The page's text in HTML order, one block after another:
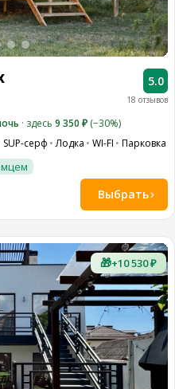
18 отзывов
5.0
· здесь 9 350 ₽ (−30%)
SUP-серф Лодка WI-FI Парковка
Выбрать
🎁+10 530 ₽